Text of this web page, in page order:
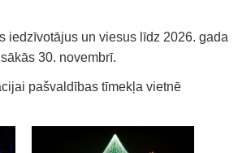
iedzīvotājus un viesus līdz 2026. gada
30. novembrī.
pašvaldības tīmekļa vietnē